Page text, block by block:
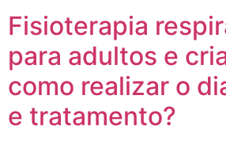
Fisioterapia
para adultos e
como realizar o
e tratamento?